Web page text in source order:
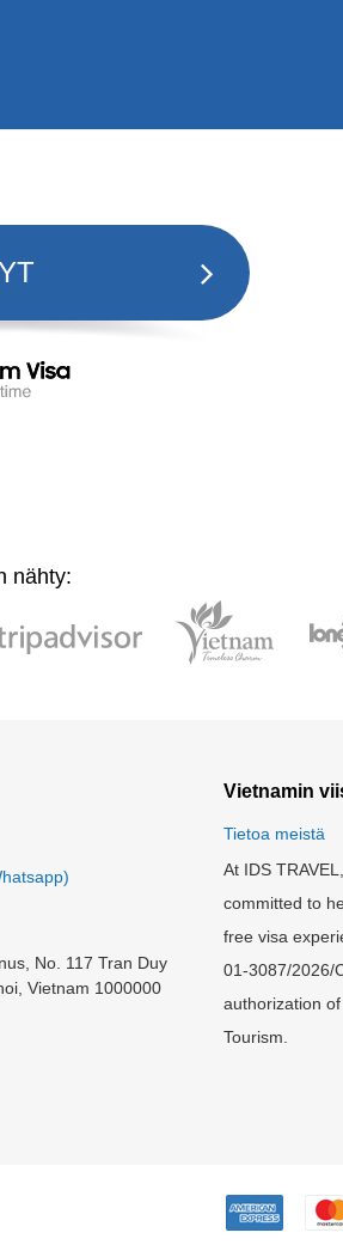
nähty:
No. 117 Tran Duy
Vietnam 1000000
Vietnamin
Tietoa meistä
At IDS
committed to
free visa
01-3087/2026/
authorization
Tourism.